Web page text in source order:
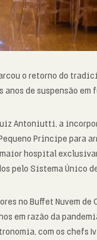
o retorno do
de suspensão em
Antoniutti, a
Príncipe para
hospital
pelo Sistema Único de
no Buffet Nuvem de
em razão da
com os chefs